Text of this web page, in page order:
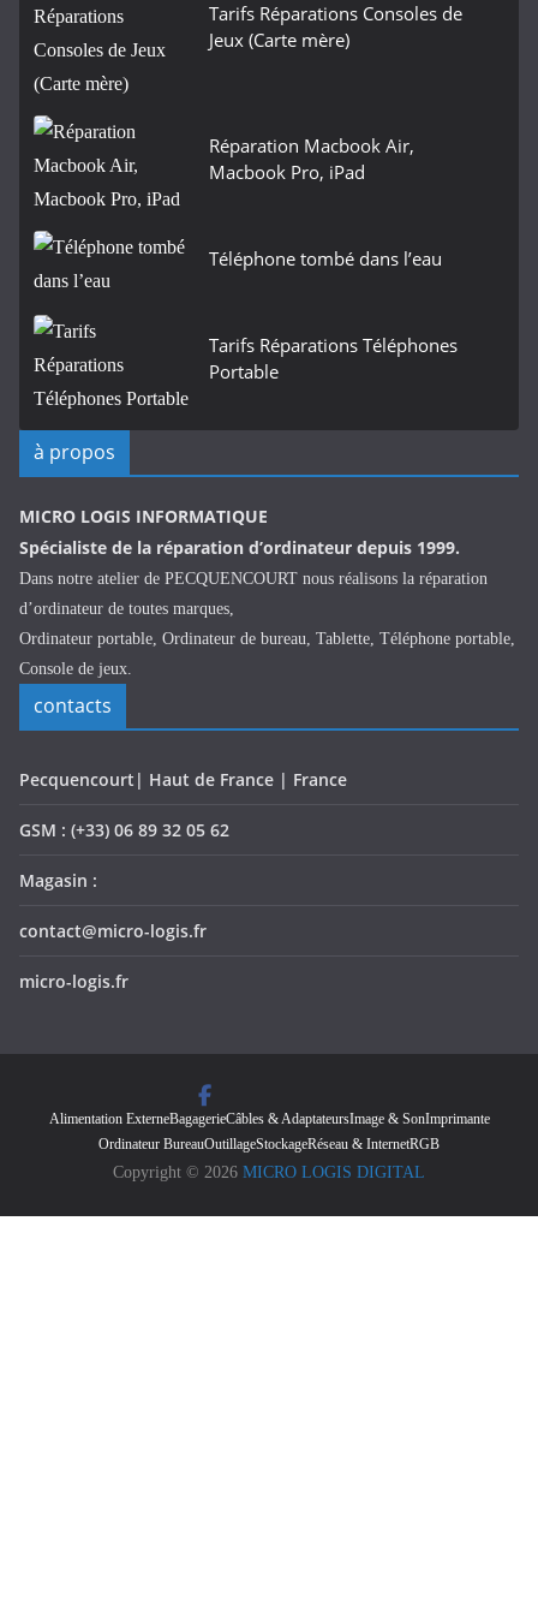
Tarifs Réparations Consoles de
Jeux (Carte mère)
Réparation Macbook Air,
Macbook Pro, iPad
Téléphone tombé dans l’eau
Tarifs Réparations Téléphones
Portable
à propos
MICRO LOGIS INFORMATIQUE
Spécialiste de la réparation d’ordinateur depuis 1999.
Dans notre atelier de PECQUENCOURT nous réalisons la réparation
d’ordinateur de toutes marques,
Ordinateur portable, Ordinateur de bureau, Tablette, Téléphone portable,
Console de jeux.
contacts
Pecquencourt| Haut de France | France
GSM : (+33) 06 89 32 05 62
Magasin :
contact@micro-logis.fr
micro-logis.fr
Alimentation ExterneBagagerieCâbles & AdaptateursImage & SonImprimante
Ordinateur BureauOutillageStockageRéseau & InternetRGB
Copyright © 2026 MICRO LOGIS DIGITAL